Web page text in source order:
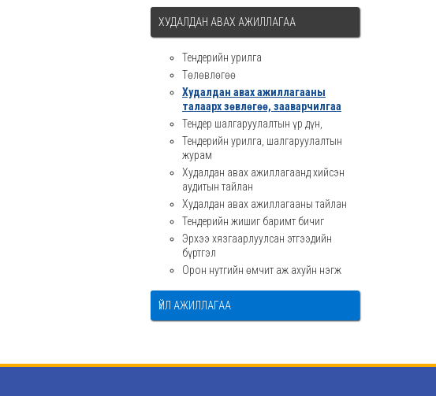
ХУДАЛДАН АВАХ АЖИЛЛАГАА
Тендерийн урилга
Төлөвлөгөө
Худалдан авах ажиллагааны
талаарх зөвлөгөө, зааварчилгаа
Тендер шалгаруулалтын үр дүн,
Тендерийн урилга, шалгаруулалтын
журам
Худалдан авах ажиллагаанд хийсэн
аудитын тайлан
Худалдан авах ажиллагааны тайлан
Тендерийн жишиг баримт бичиг
Эрхээ хязгаарлуулсан этгээдийн
бүртгэл
Орон нутгийн өмчит аж ахуйн нэгж
ҮЙЛ АЖИЛЛАГАА